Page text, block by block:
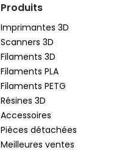
Produits
Imprimantes 3D
Scanners 3D
Filaments 3D
Filaments PLA
Filaments PETG
Résines 3D
Accessoires
Pièces détachées
Meilleures ventes